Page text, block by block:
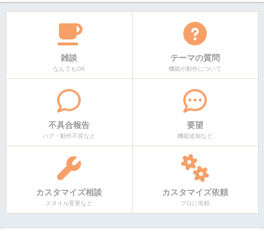
雑談
なんでもOK
テーマの質問
機能や動作について
不具合報告
バグ・動作不良など
要望
機能追加など
カスタマイズ相談
スタイル変更など
カスタマイズ依頼
プロに依頼